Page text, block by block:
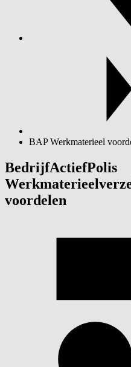
BAP Werkmaterieel
BedrijfActiefPolis
voordelen